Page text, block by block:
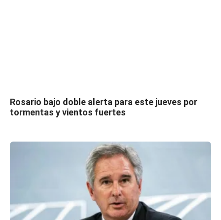
Rosario bajo doble alerta para este jueves por
tormentas y vientos fuertes